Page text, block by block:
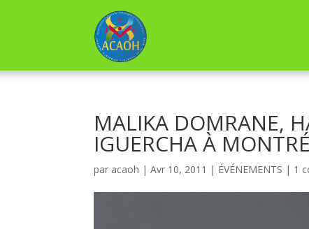
MALIKA DOMRANE,
IGUERCHA À
par acaoh |Avr 10, 2011 | ÉVÉNEMENTS | 1